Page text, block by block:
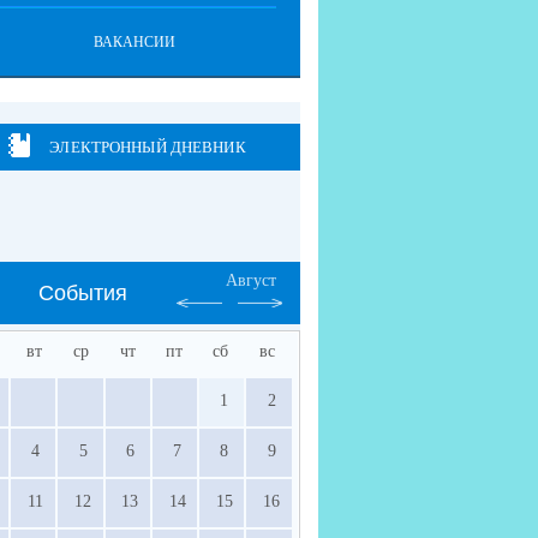
ВАКАНСИИ
ЭЛЕКТРОННЫЙ ДНЕВНИК
События
Август
вт ср чт пт сб вс
1 2
4 5 6 7 8 9
11 12 13 14 15 16